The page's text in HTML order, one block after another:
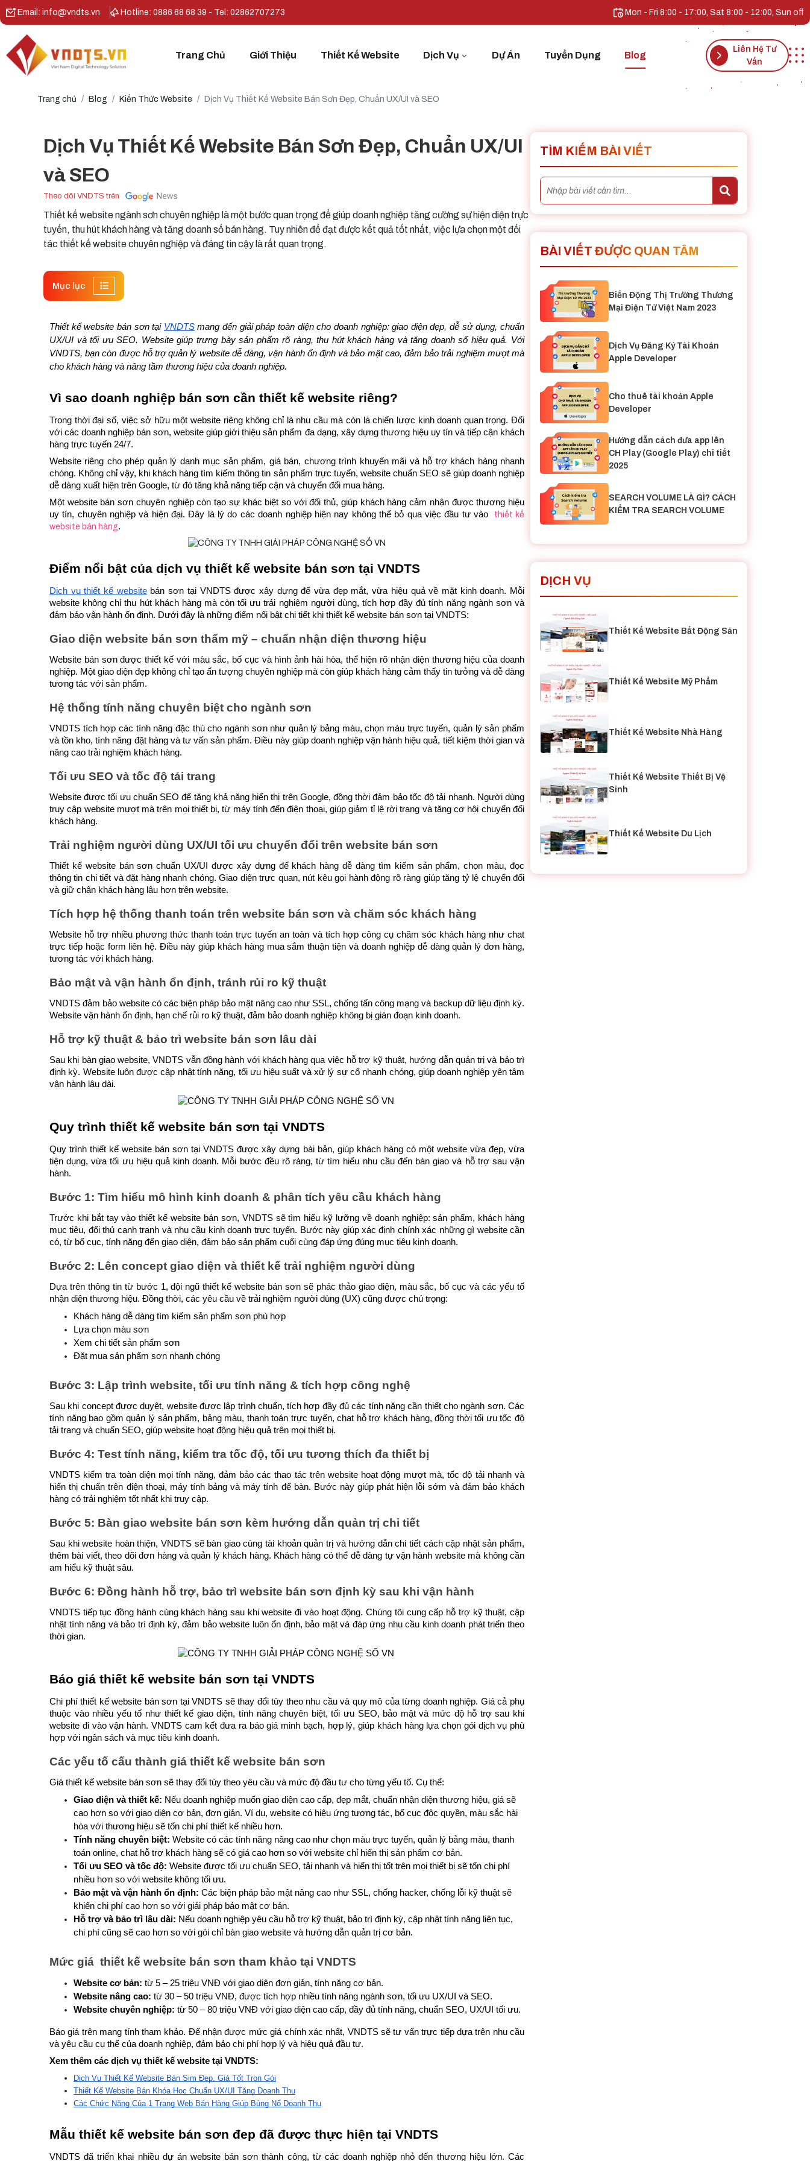
Email: info@vndts.vn Hotline: 0886 68 68 39 - Tel: 02862707273 Mon - Fri 8:00 - 17:00, Sat 8:00 - 12:00, Sun off
Trang Chủ Giới Thiệu Thiết Kế Website Dịch Vụ Dự Án Tuyển Dụng Blog
Liên Hệ Tư
Vấn
Trang chủ Blog Kiến Thức Website Dịch Vụ Thiết Kế Website Bán Sơn Đẹp, Chuẩn UX/UI và SEO
Dịch Vụ Thiết Kế Website Bán Sơn Đẹp, Chuẩn UX/UI
và SEO
Theo dõi VNDTS trên
Thiết kế website ngành sơn chuyên nghiệp là một bước quan trọng để giúp doanh nghiệp tăng cường sự hiện diện trực
tuyến, thu hút khách hàng và tăng doanh số bán hàng. Tuy nhiên để đạt được kết quả tốt nhất, việc lựa chọn một đối
tác thiết kế website chuyên nghiệp và đáng tin cậy là rất quan trọng.
Mục lục
Thiết kế website bán sơn tại VNDTS mang đến giải pháp toàn diện cho doanh nghiệp: giao diện đẹp, dễ sử dụng, chuẩn
UX/UI và tối ưu SEO. Website giúp trưng bày sản phẩm rõ ràng, thu hút khách hàng và tăng doanh số hiệu quả. Với
VNDTS, bạn còn được hỗ trợ quản lý website dễ dàng, vận hành ổn định và bảo mật cao, đảm bảo trải nghiệm mượt mà
cho khách hàng và nâng tầm thương hiệu của doanh nghiệp.
Vì sao doanh nghiệp bán sơn cần thiết kế website riêng?
Trong thời đại số, việc sở hữu một website riêng không chỉ là nhu cầu mà còn là chiến lược kinh doanh quan trọng. Đối
với các doanh nghiệp bán sơn, website giúp giới thiệu sản phẩm đa dạng, xây dựng thương hiệu uy tín và tiếp cận khách
hàng trực tuyến 24/7.
Website riêng cho phép quản lý danh mục sản phẩm, giá bán, chương trình khuyến mãi và hỗ trợ khách hàng nhanh
chóng. Không chỉ vậy, khi khách hàng tìm kiếm thông tin sản phẩm trực tuyến, website chuẩn SEO sẽ giúp doanh nghiệp
dễ dàng xuất hiện trên Google, từ đó tăng khả năng tiếp cận và chuyển đổi mua hàng.
Một website bán sơn chuyên nghiệp còn tạo sự khác biệt so với đối thủ, giúp khách hàng cảm nhận được thương hiệu
uy tín, chuyên nghiệp và hiện đại. Đây là lý do các doanh nghiệp hiện nay không thể bỏ qua việc đầu tư vào
thiết kế
website bán hàng.
Điểm nổi bật của dịch vụ thiết kế website bán sơn tại VNDTS
Dịch vụ thiết kế website bán sơn tại VNDTS được xây dựng để vừa đẹp mắt, vừa hiệu quả về mặt kinh doanh. Mỗi
website không chỉ thu hút khách hàng mà còn tối ưu trải nghiệm người dùng, tích hợp đầy đủ tính năng ngành sơn và
đảm bảo vận hành ổn định. Dưới đây là những điểm nổi bật chi tiết khi thiết kế website bán sơn tại VNDTS:
Giao diện website bán sơn thẩm mỹ – chuẩn nhận diện thương hiệu
Website bán sơn được thiết kế với màu sắc, bố cục và hình ảnh hài hòa, thể hiện rõ nhận diện thương hiệu của doanh
nghiệp. Một giao diện đẹp không chỉ tạo ấn tượng chuyên nghiệp mà còn giúp khách hàng cảm thấy tin tưởng và dễ dàng
tương tác với sản phẩm.
Hệ thống tính năng chuyên biệt cho ngành sơn
VNDTS tích hợp các tính năng đặc thù cho ngành sơn như quản lý bảng màu, chọn màu trực tuyến, quản lý sản phẩm
và tồn kho, tính năng đặt hàng và tư vấn sản phẩm. Điều này giúp doanh nghiệp vận hành hiệu quả, tiết kiệm thời gian và
nâng cao trải nghiệm khách hàng.
Tối ưu SEO và tốc độ tải trang
Website được tối ưu chuẩn SEO để tăng khả năng hiển thị trên Google, đồng thời đảm bảo tốc độ tải nhanh. Người dùng
truy cập website mượt mà trên mọi thiết bị, từ máy tính đến điện thoại, giúp giảm tỉ lệ rời trang và tăng cơ hội chuyển đổi
khách hàng.
Trải nghiệm người dùng UX/UI tối ưu chuyển đổi trên website bán sơn
Thiết kế website bán sơn chuẩn UX/UI được xây dựng để khách hàng dễ dàng tìm kiếm sản phẩm, chọn màu, đọc
thông tin chi tiết và đặt hàng nhanh chóng. Giao diện trực quan, nút kêu gọi hành động rõ ràng giúp tăng tỷ lệ chuyển đổi
và giữ chân khách hàng lâu hơn trên website.
Tích hợp hệ thống thanh toán trên website bán sơn và chăm sóc khách hàng
Website hỗ trợ nhiều phương thức thanh toán trực tuyến an toàn và tích hợp công cụ chăm sóc khách hàng như chat
trực tiếp hoặc form liên hệ. Điều này giúp khách hàng mua sắm thuận tiện và doanh nghiệp dễ dàng quản lý đơn hàng,
tương tác với khách hàng.
Bảo mật và vận hành ổn định, tránh rủi ro kỹ thuật
VNDTS đảm bảo website có các biện pháp bảo mật nâng cao như SSL, chống tấn công mạng và backup dữ liệu định kỳ.
Website vận hành ổn định, hạn chế rủi ro kỹ thuật, đảm bảo doanh nghiệp không bị gián đoạn kinh doanh.
Hỗ trợ kỹ thuật & bảo trì website bán sơn lâu dài
Sau khi bàn giao website, VNDTS vẫn đồng hành với khách hàng qua việc hỗ trợ kỹ thuật, hướng dẫn quản trị và bảo trì
định kỳ. Website luôn được cập nhật tính năng, tối ưu hiệu suất và xử lý sự cố nhanh chóng, giúp doanh nghiệp yên tâm
vận hành lâu dài.
Quy trình thiết kế website bán sơn tại VNDTS
Quy trình thiết kế website bán sơn tại VNDTS được xây dựng bài bản, giúp khách hàng có một website vừa đẹp, vừa
tiện dụng, vừa tối ưu hiệu quả kinh doanh. Mỗi bước đều rõ ràng, từ tìm hiểu nhu cầu đến bàn giao và hỗ trợ sau vận
hành.
Bước 1: Tìm hiểu mô hình kinh doanh & phân tích yêu cầu khách hàng
Trước khi bắt tay vào thiết kế website bán sơn, VNDTS sẽ tìm hiểu kỹ lưỡng về doanh nghiệp: sản phẩm, khách hàng
mục tiêu, đối thủ cạnh tranh và nhu cầu kinh doanh trực tuyến. Bước này giúp xác định chính xác những gì website cần
có, từ bố cục, tính năng đến giao diện, đảm bảo sản phẩm cuối cùng đáp ứng đúng mục tiêu kinh doanh.
Bước 2: Lên concept giao diện và thiết kế trải nghiệm người dùng
Dựa trên thông tin từ bước 1, đội ngũ thiết kế website bán sơn sẽ phác thảo giao diện, màu sắc, bố cục và các yếu tố
nhận diện thương hiệu. Đồng thời, các yêu cầu về trải nghiệm người dùng (UX) cũng được chú trọng:
Khách hàng dễ dàng tìm kiếm sản phẩm sơn phù hợp
Lựa chọn màu sơn
Xem chi tiết sản phẩm sơn
Đặt mua sản phẩm sơn nhanh chóng
Bước 3: Lập trình website, tối ưu tính năng & tích hợp công nghệ
Sau khi concept được duyệt, website được lập trình chuẩn, tích hợp đầy đủ các tính năng cần thiết cho ngành sơn. Các
tính năng bao gồm quản lý sản phẩm, bảng màu, thanh toán trực tuyến, chat hỗ trợ khách hàng, đồng thời tối ưu tốc độ
tải trang và chuẩn SEO, giúp website hoạt động hiệu quả trên mọi thiết bị.
Bước 4: Test tính năng, kiểm tra tốc độ, tối ưu tương thích đa thiết bị
VNDTS kiểm tra toàn diện mọi tính năng, đảm bảo các thao tác trên website hoạt động mượt mà, tốc độ tải nhanh và
hiển thị chuẩn trên điện thoại, máy tính bảng và máy tính để bàn. Bước này giúp phát hiện lỗi sớm và đảm bảo khách
hàng có trải nghiệm tốt nhất khi truy cập.
Bước 5: Bàn giao website bán sơn kèm hướng dẫn quản trị chi tiết
Sau khi website hoàn thiện, VNDTS sẽ bàn giao cùng tài khoản quản trị và hướng dẫn chi tiết cách cập nhật sản phẩm,
thêm bài viết, theo dõi đơn hàng và quản lý khách hàng. Khách hàng có thể dễ dàng tự vận hành website mà không cần
am hiểu kỹ thuật sâu.
Bước 6: Đồng hành hỗ trợ, bảo trì website bán sơn định kỳ sau khi vận hành
VNDTS tiếp tục đồng hành cùng khách hàng sau khi website đi vào hoạt động. Chúng tôi cung cấp hỗ trợ kỹ thuật, cập
nhật tính năng và bảo trì định kỳ, đảm bảo website luôn ổn định, bảo mật và đáp ứng nhu cầu kinh doanh phát triển theo
thời gian.
Báo giá thiết kế website bán sơn tại VNDTS
Chi phí thiết kế website bán sơn tại VNDTS sẽ thay đổi tùy theo nhu cầu và quy mô của từng doanh nghiệp. Giá cả phụ
thuộc vào nhiều yếu tố như thiết kế giao diện, tính năng chuyên biệt, tối ưu SEO, bảo mật và mức độ hỗ trợ sau khi
website đi vào vận hành. VNDTS cam kết đưa ra báo giá minh bạch, hợp lý, giúp khách hàng lựa chọn gói dịch vụ phù
hợp với ngân sách và mục tiêu kinh doanh.
Các yếu tố cấu thành giá thiết kế website bán sơn
Giá thiết kế website bán sơn sẽ thay đổi tùy theo yêu cầu và mức độ đầu tư cho từng yếu tố. Cụ thể:
Giao diện và thiết kế: Nếu doanh nghiệp muốn giao diện cao cấp, đẹp mắt, chuẩn nhận diện thương hiệu, giá sẽ
cao hơn so với giao diện cơ bản, đơn giản. Ví dụ, website có hiệu ứng tương tác, bố cục độc quyền, màu sắc hài
hòa với thương hiệu sẽ tốn chi phí thiết kế nhiều hơn.
Tính năng chuyên biệt: Website có các tính năng nâng cao như chọn màu trực tuyến, quản lý bảng màu, thanh
toán online, chat hỗ trợ khách hàng sẽ có giá cao hơn so với website chỉ hiển thị sản phẩm cơ bản.
Tối ưu SEO và tốc độ: Website được tối ưu chuẩn SEO, tải nhanh và hiển thị tốt trên mọi thiết bị sẽ tốn chi phí
nhiều hơn so với website không tối ưu.
Bảo mật và vận hành ổn định: Các biện pháp bảo mật nâng cao như SSL, chống hacker, chống lỗi kỹ thuật sẽ
khiến chi phí cao hơn so với giải pháp bảo mật cơ bản.
Hỗ trợ và bảo trì lâu dài: Nếu doanh nghiệp yêu cầu hỗ trợ kỹ thuật, bảo trì định kỳ, cập nhật tính năng liên tục,
chi phí cũng sẽ cao hơn so với gói chỉ bàn giao website và hướng dẫn quản trị cơ bản.
Mức giá  thiết kế website bán sơn tham khảo tại VNDTS
Website cơ bản: từ 5 – 25 triệu VNĐ với giao diện đơn giản, tính năng cơ bản.
Website nâng cao: từ 30 – 50 triệu VNĐ, được tích hợp nhiều tính năng ngành sơn, tối ưu UX/UI và SEO.
Website chuyên nghiệp: từ 50 – 80 triệu VNĐ với giao diện cao cấp, đầy đủ tính năng, chuẩn SEO, UX/UI tối ưu.
Báo giá trên mang tính tham khảo. Để nhận được mức giá chính xác nhất, VNDTS sẽ tư vấn trực tiếp dựa trên nhu cầu
và yêu cầu cụ thể của doanh nghiệp, đảm bảo chi phí hợp lý và hiệu quả đầu tư.
Xem thêm các dịch vụ thiết kế website tại VNDTS:
Dịch Vụ Thiết Kế Website Bán Sim Đẹp, Giá Tốt Trọn Gói
Thiết Kế Website Bán Khóa Học Chuẩn UX/UI Tăng Doanh Thu
Các Chức Năng Của 1 Trang Web Bán Hàng Giúp Bùng Nổ Doanh Thu
Mẫu thiết kế website bán sơn đep đã được thực hiện tại VNDTS
VNDTS đã triển khai nhiều dự án website bán sơn thành công, từ các doanh nghiệp nhỏ đến thương hiệu lớn. Các
TÌM KIẾM BÀI VIẾT
BÀI VIẾT ĐƯỢC QUAN TÂM
Biến Động Thị Trường Thương
Mại Điện Tử Việt Nam 2023
Dịch Vụ Đăng Ký Tài Khoản
Apple Developer
Cho thuê tài khoản Apple
Developer
Hướng dẫn cách đưa app lên
CH Play (Google Play) chi tiết
2025
SEARCH VOLUME LÀ GÌ? CÁCH
KIỂM TRA SEARCH VOLUME
DỊCH VỤ
Thiết Kế Website Bất Động Sản
Thiết Kế Website Mỹ Phẩm
Thiết Kế Website Nhà Hàng
Thiết Kế Website Thiết Bị Vệ
Sinh
Thiết Kế Website Du Lịch